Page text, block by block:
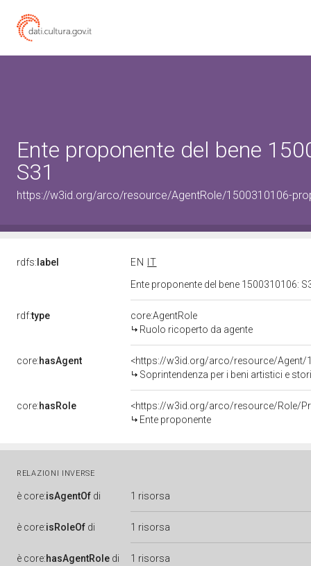
Ente proponente del bene
S31
https://w3id.org/arco/resource/AgentRole/1500310106-
rdfs: label EN
IT
Ente proponente del bene 1500310106:
rdf:type
core:AgentRole
Ruolo ricoperto da agente
core:hasAgent
<https://w3id.org/arco/resource/Agent/
Soprintendenza per i beni artistici e
core:hasRole
<https://w3id.org/arco/resource/Role/
Ente proponente
RELAZIONI INVERSE
è core:isAgentOf di 1 risorsa
è core:isRoleOf di 1 risorsa
è core:hasAgentRole di 1 risorsa